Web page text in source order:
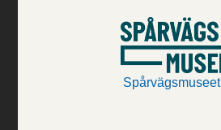
Spårvägsmuseet